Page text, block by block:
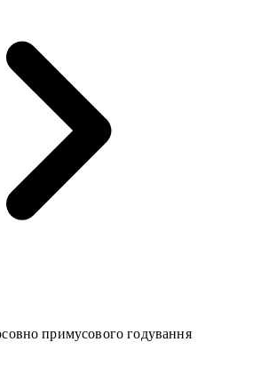
примусового годування